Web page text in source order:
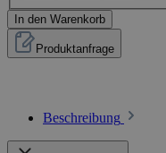
In den Warenkorb
Produktanfrage
Beschreibung